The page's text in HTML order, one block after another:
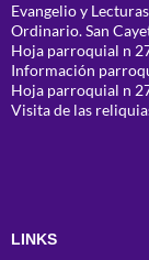
Evangelio y
Ordinario. San
Hoja parroquial n
Información
Hoja parroquial n
Visita de las
LINKS